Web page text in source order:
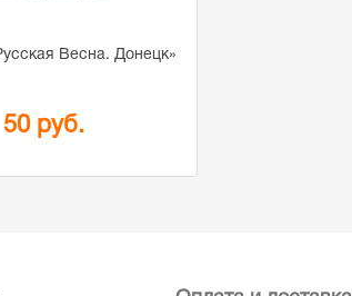
Весна. Донецк»
50 руб.